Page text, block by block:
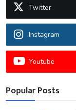
ग़ज़ल
Twitter
Instagram
Youtube
Popular Posts